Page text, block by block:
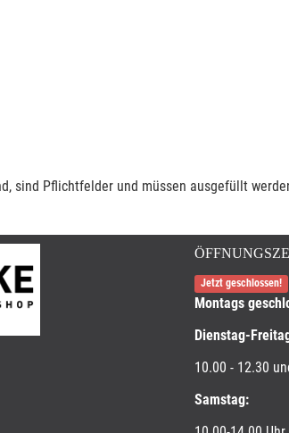
sind Pflichtfelder und müssen ausgefüllt
Jetzt geschlossen!
Montags
Dienstag-
10.00 - 12.30
Samstag: